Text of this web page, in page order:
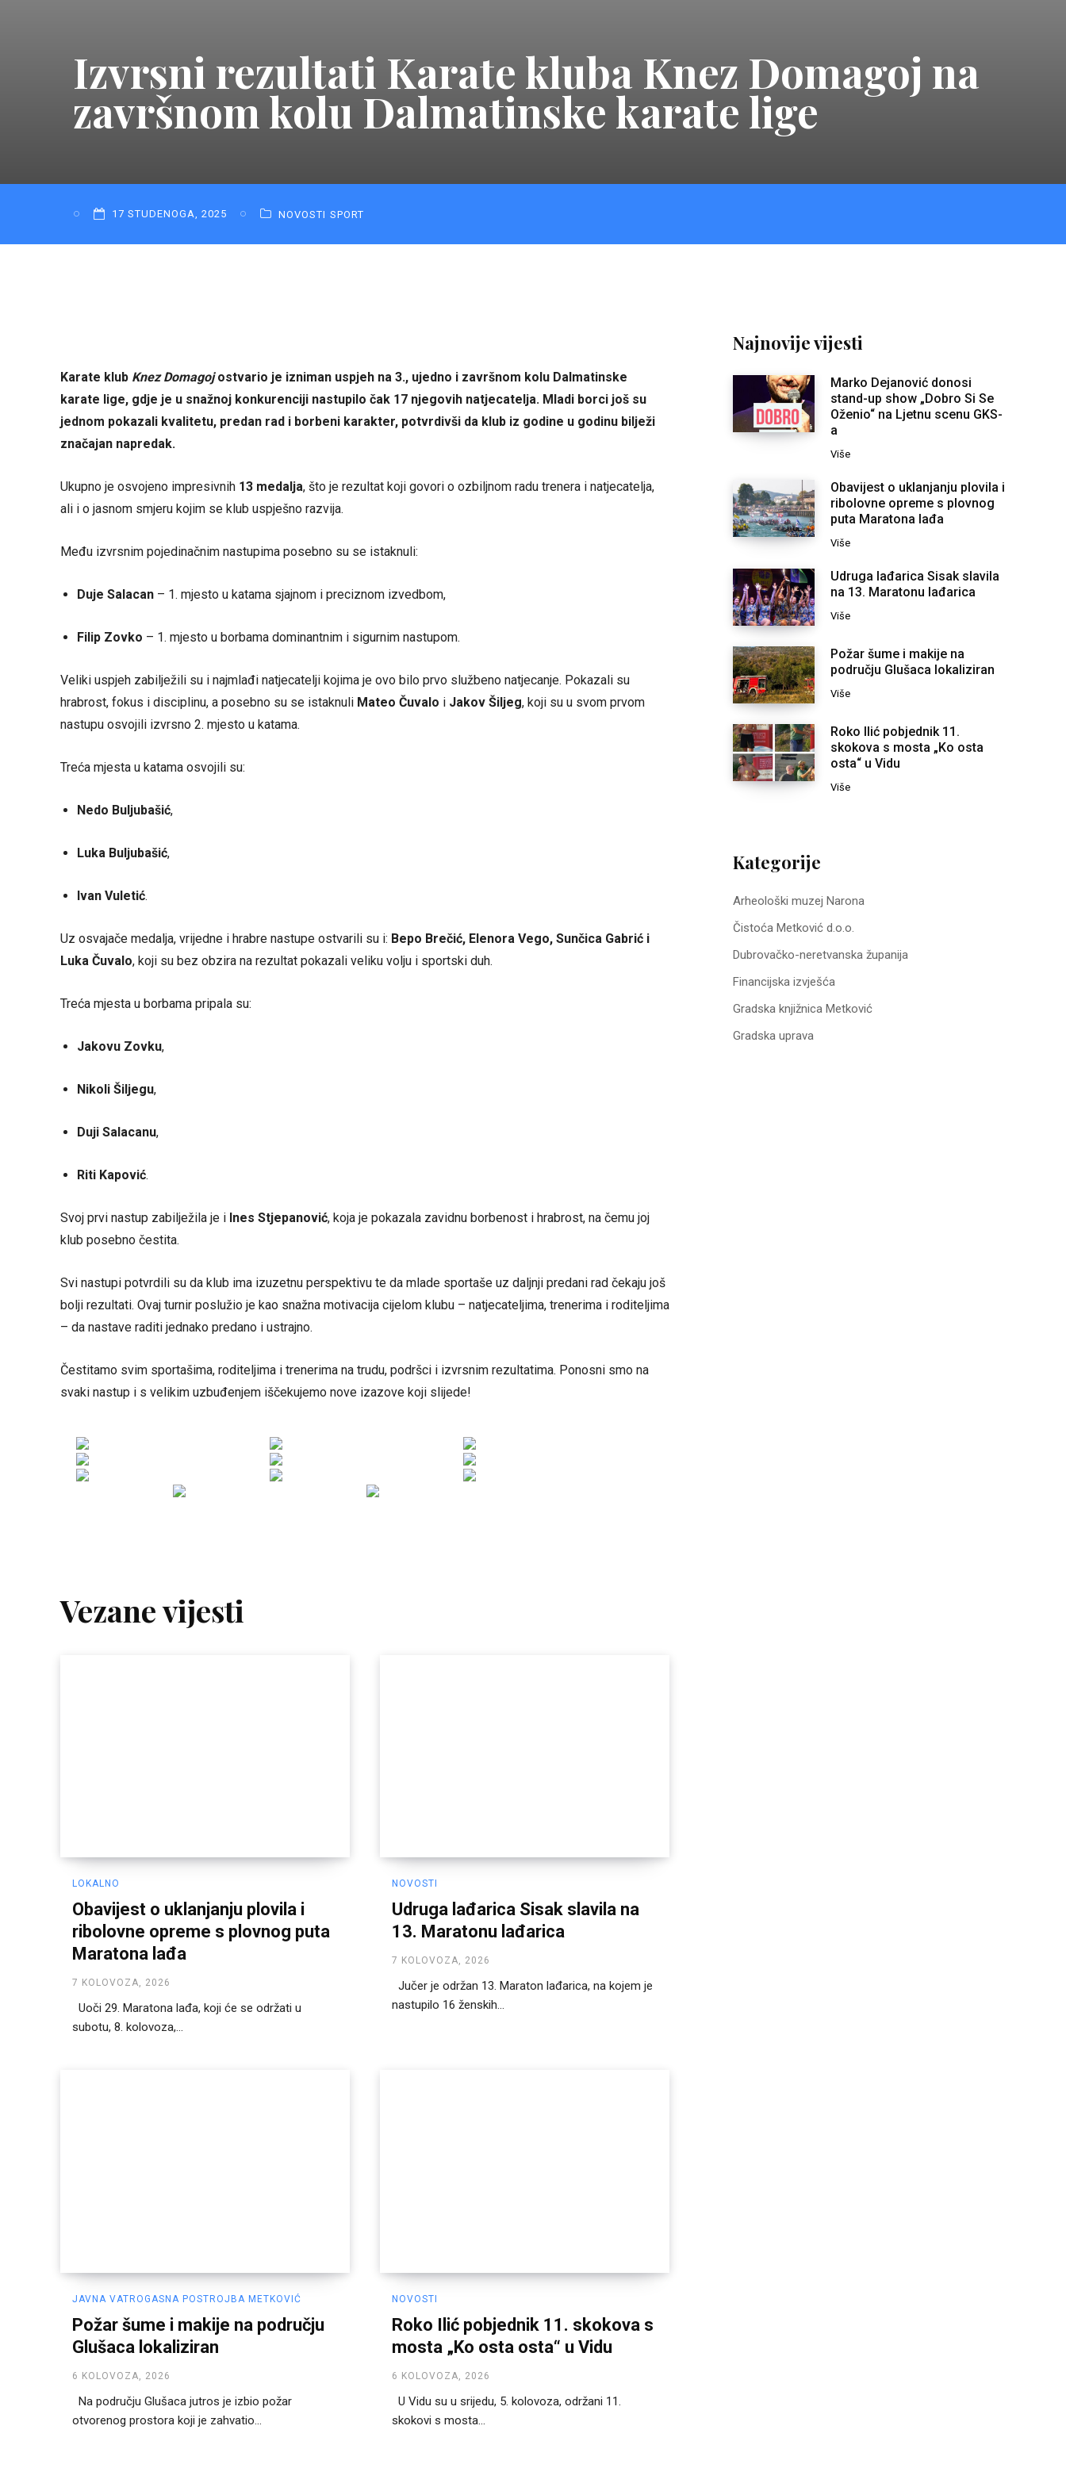
Izvrsni rezultati Karate kluba Knez Domagoj na
završnom kolu Dalmatinske karate lige
17 STUDENOGA, 2025 NOVOSTI SPORT
Karate klub Knez Domagojostvario je izniman uspjeh na 3., ujedno i završnom kolu Dalmatinske
karate lige, gdje je u snažnoj konkurenciji nastupilo čak 17 njegovih natjecatelja. Mladi borci još su
jednom pokazali kvalitetu, predan rad i borbeni karakter, potvrdivši da klub iz godine u godinu bilježi
značajan napredak.
Ukupno je osvojeno impresivnih 13 medalja, što je rezultat koji govori o ozbiljnom radu trenera i natjecatelja,
ali i o jasnom smjeru kojim se klub uspješno razvija.
Među izvrsnim pojedinačnim nastupima posebno su se istaknuli:
Duje Salacan – 1. mjesto u katama sjajnom i preciznom izvedbom,
Filip Zovko – 1. mjesto u borbama dominantnim i sigurnim nastupom.
Veliki uspjeh zabilježili su i najmlađi natjecatelji kojima je ovo bilo prvo službeno natjecanje. Pokazali su
hrabrost, fokus i disciplinu, a posebno su se istaknuli Mateo Čuvalo i Jakov Šiljeg, koji su u svom prvom
nastupu osvojili izvrsno 2. mjesto u katama.
Treća mjesta u katama osvojili su:
Nedo Buljubašić,
Luka Buljubašić,
Ivan Vuletić.
Uz osvajače medalja, vrijedne i hrabre nastupe ostvarili su i: Bepo Brečić, Elenora Vego, Sunčica Gabrić i
Luka Čuvalo, koji su bez obzira na rezultat pokazali veliku volju i sportski duh.
Treća mjesta u borbama pripala su:
Jakovu Zovku,
Nikoli Šiljegu,
Duji Salacanu,
Riti Kapović.
Svoj prvi nastup zabilježila je i Ines Stjepanović, koja je pokazala zavidnu borbenost i hrabrost, na čemu joj
klub posebno čestita.
Svi nastupi potvrdili su da klub ima izuzetnu perspektivu te da mlade sportaše uz daljnji predani rad čekaju još
bolji rezultati. Ovaj turnir poslužio je kao snažna motivacija cijelom klubu – natjecateljima, trenerima i roditeljima
– da nastave raditi jednako predano i ustrajno.
Čestitamo svim sportašima, roditeljima i trenerima na trudu, podršci i izvrsnim rezultatima. Ponosni smo na
svaki nastup i s velikim uzbuđenjem iščekujemo nove izazove koji slijede!
Vezane vijesti
LOKALNO
Obavijest o uklanjanju plovila i
ribolovne opreme s plovnog puta
Maratona lađa
7 KOLOVOZA, 2026
Uoči 29. Maratona lađa, koji će se održati u
subotu, 8. kolovoza,...
NOVOSTI
Udruga lađarica Sisak slavila na
13. Maratonu lađarica
7 KOLOVOZA, 2026
Jučer je održan 13. Maraton lađarica, na kojem je
nastupilo 16 ženskih...
JAVNA VATROGASNA POSTROJBA METKOVIĆ
Požar šume i makije na području
Glušaca lokaliziran
6 KOLOVOZA, 2026
Na području Glušaca jutros je izbio požar
otvorenog prostora koji je zahvatio...
NOVOSTI
Roko Ilić pobjednik 11. skokova s
mosta „Ko osta osta“ u Vidu
6 KOLOVOZA, 2026
U Vidu su u srijedu, 5. kolovoza, održani 11.
skokovi s mosta...
Najnovije vijesti
Marko Dejanović donosi
stand-up show „Dobro Si Se
Oženio“ na Ljetnu scenu GKS-
a
Više
Obavijest o uklanjanju plovila i
ribolovne opreme s plovnog
puta Maratona lađa
Više
Udruga lađarica Sisak slavila
na 13. Maratonu lađarica
Više
Požar šume i makije na
području Glušaca lokaliziran
Više
Roko Ilić pobjednik 11.
skokova s mosta „Ko osta
osta“ u Vidu
Više
Kategorije
Arheološki muzej Narona
Čistoća Metković d.o.o.
Dubrovačko-neretvanska županija
Financijska izvješća
Gradska knjižnica Metković
Gradska uprava